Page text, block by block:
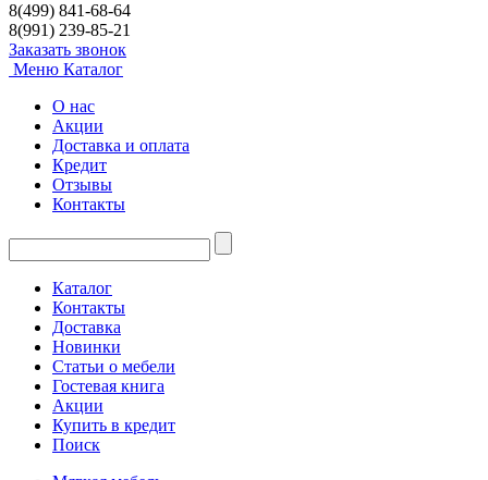
8(499) 841-68-64
8(991) 239-85-21
Заказать звонок
Меню Каталог
О нас
Акции
Доставка и оплата
Кредит
Отзывы
Контакты
Каталог
Контакты
Доставка
Новинки
Статьи о мебели
Гостевая книга
Акции
Купить в кредит
Поиск